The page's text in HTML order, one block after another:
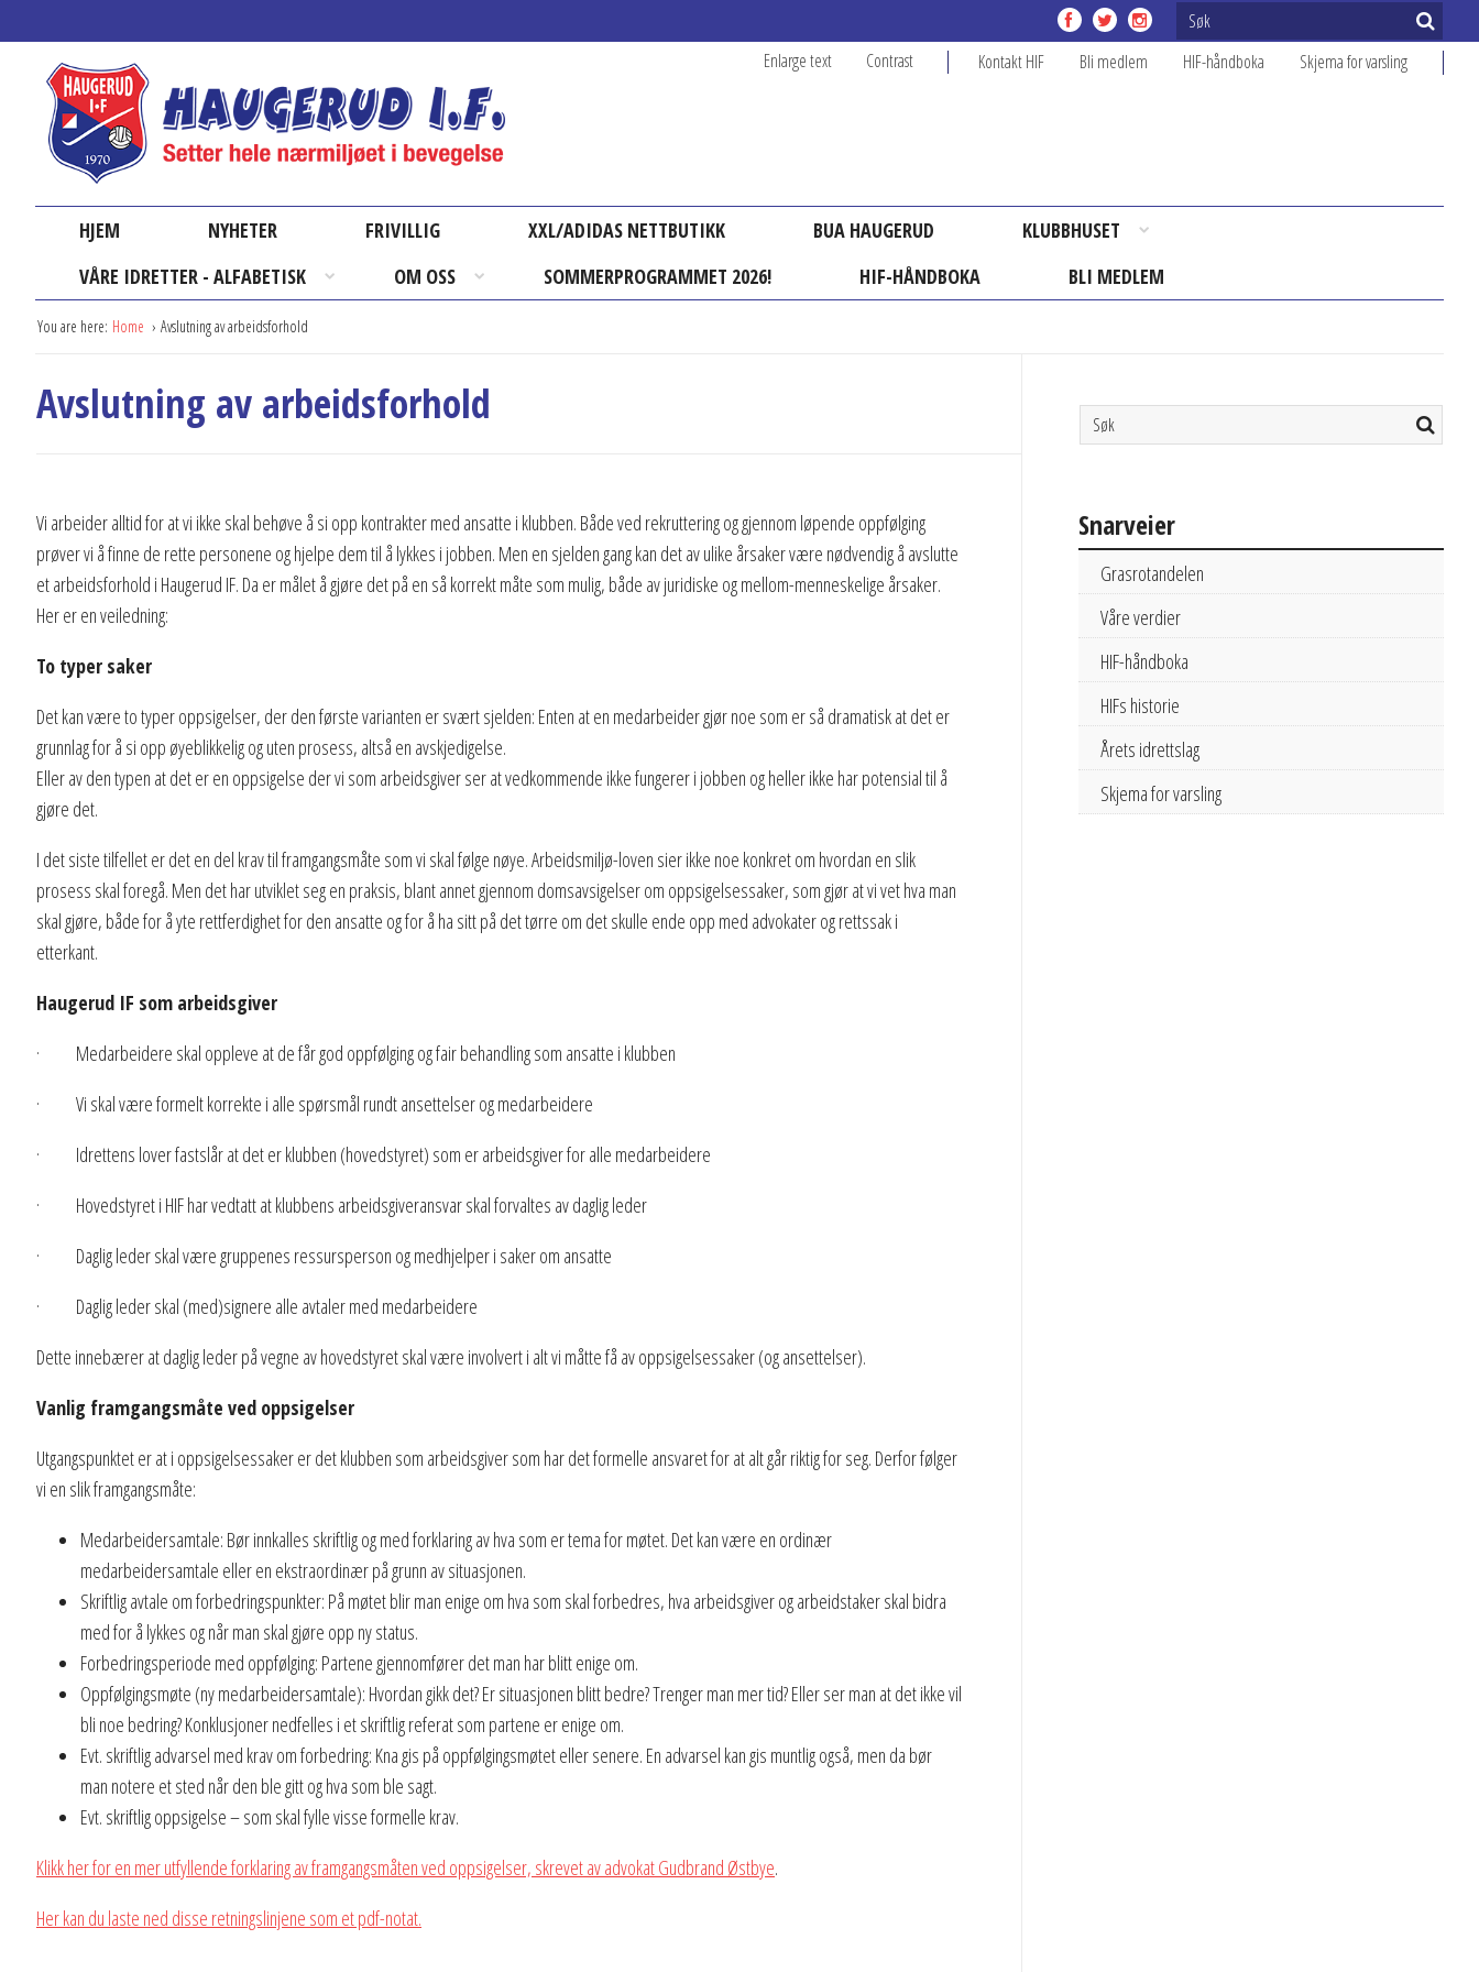
Enlarge text Contrast Kontakt HIF Bli medlem HIF-håndboka Skjema for varsling
HJEM NYHETER FRIVILLIG XXL/ADIDAS NETTBUTIKK BUA HAUGERUD
KLUBBHUSET
VÅRE IDRETTER - ALFABETISK
OM OSS SOMMERPROGRAMMET 2026! HIF-HÅNDBOKA BLI MEDLEM
You are here: Home Avslutning av arbeidsforhold
Avslutning av arbeidsforhold
Vi arbeider alltid for at vi ikke skal behøve å si opp kontrakter med ansatte i klubben. Både ved rekruttering og gjennom løpende oppfølging
prøver vi å finne de rette personene og hjelpe dem til å lykkes i jobben. Men en sjelden gang kan det av ulike årsaker være nødvendig å avslutte
et arbeidsforhold i Haugerud IF. Da er målet å gjøre det på en så korrekt måte som mulig, både av juridiske og mellom-menneskelige årsaker.
Her er en veiledning:
To typer saker
Det kan være to typer oppsigelser, der den første varianten er svært sjelden: Enten at en medarbeider gjør noe som er så dramatisk at det er
grunnlag for å si opp øyeblikkelig og uten prosess, altså en avskjedigelse.
Eller av den typen at det er en oppsigelse der vi som arbeidsgiver ser at vedkommende ikke fungerer i jobben og heller ikke har potensial til å
gjøre det.
I det siste tilfellet er det en del krav til framgangsmåte som vi skal følge nøye. Arbeidsmiljø-loven sier ikke noe konkret om hvordan en slik
prosess skal foregå. Men det har utviklet seg en praksis, blant annet gjennom domsavsigelser om oppsigelsessaker, som gjør at vi vet hva man
skal gjøre, både for å yte rettferdighet for den ansatte og for å ha sitt på det tørre om det skulle ende opp med advokater og rettssak i
etterkant.
Haugerud IF som arbeidsgiver
· Medarbeidere skal oppleve at de får god oppfølging og fair behandling som ansatte i klubben
· Vi skal være formelt korrekte i alle spørsmål rundt ansettelser og medarbeidere
· Idrettens lover fastslår at det er klubben (hovedstyret) som er arbeidsgiver for alle medarbeidere
· Hovedstyret i HIF har vedtatt at klubbens arbeidsgiveransvar skal forvaltes av daglig leder
· Daglig leder skal være gruppenes ressursperson og medhjelper i saker om ansatte
· Daglig leder skal (med)signere alle avtaler med medarbeidere
Dette innebærer at daglig leder på vegne av hovedstyret skal være involvert i alt vi måtte få av oppsigelsessaker (og ansettelser).
Vanlig framgangsmåte ved oppsigelser
Utgangspunktet er at i oppsigelsessaker er det klubben som arbeidsgiver som har det formelle ansvaret for at alt går riktig for seg. Derfor følger
vi en slik framgangsmåte:
Medarbeidersamtale: Bør innkalles skriftlig og med forklaring av hva som er tema for møtet. Det kan være en ordinær
medarbeidersamtale eller en ekstraordinær på grunn av situasjonen.
Skriftlig avtale om forbedringspunkter: På møtet blir man enige om hva som skal forbedres, hva arbeidsgiver og arbeidstaker skal bidra
med for å lykkes og når man skal gjøre opp ny status.
Forbedringsperiode med oppfølging: Partene gjennomfører det man har blitt enige om.
Oppfølgingsmøte (ny medarbeidersamtale): Hvordan gikk det? Er situasjonen blitt bedre? Trenger man mer tid? Eller ser man at det ikke vil
bli noe bedring? Konklusjoner nedfelles i et skriftlig referat som partene er enige om.
Evt. skriftlig advarsel med krav om forbedring: Kna gis på oppfølgingsmøtet eller senere. En advarsel kan gis muntlig også, men da bør
man notere et sted når den ble gitt og hva som ble sagt.
Evt. skriftlig oppsigelse – som skal fylle visse formelle krav.
Klikk her for en mer utfyllende forklaring av framgangsmåten ved oppsigelser, skrevet av advokat Gudbrand Østbye.
Her kan du laste ned disse retningslinjene som et pdf-notat.
Snarveier
Grasrotandelen
Våre verdier
HIF-håndboka
HIFs historie
Årets idrettslag
Skjema for varsling